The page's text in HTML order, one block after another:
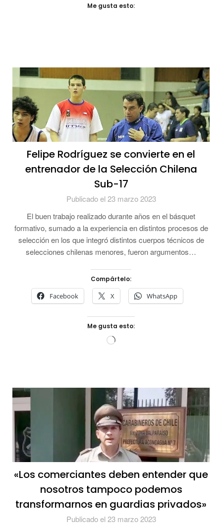
Me gusta esto:
Felipe Rodríguez se convierte en el
entrenador de la Selección Chilena
Sub-17
Publicado el 23 marzo 2023
El buen trabajo realizado durante años en el básquet
formativo, sumado a la experiencia en distintos procesos de
selección en los que integró distintos cuerpos técnicos de
selecciones chilenas menores, fueron argumentos…
Compártelo:
Facebook X WhatsApp
Me gusta esto:
Cargando...
«Los comerciantes deben entender que
nosotros tampoco podemos
transformarnos en guardias privados»
Publicado el 23 marzo 2023